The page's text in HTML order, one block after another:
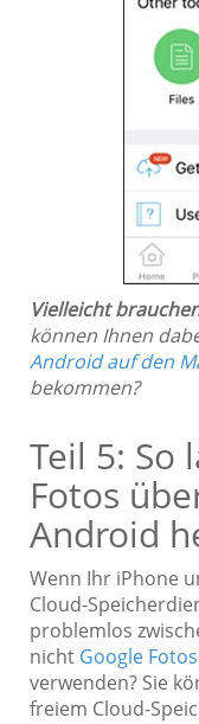
Vielleicht
können Ihnen
Android auf den
bekommen?
Teil 5: So
Fotos
Android
Wenn Ihr iPhone
Cloud-
problemlos
nicht Google Fotos
verwenden? Sie
freiem Cloud-